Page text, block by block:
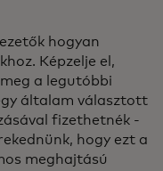
hogyan
Képzelje el,
a legutóbbi
általam választott
fizethetnék -
hogy ezt a
meghajtású